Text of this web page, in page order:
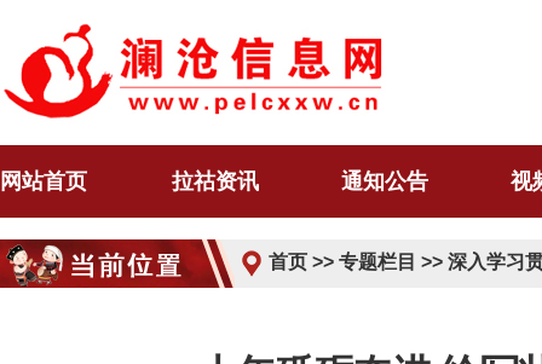
网站首页 拉祜资讯 通知公告 视
首页 >> 专题栏目 >> 深入学习